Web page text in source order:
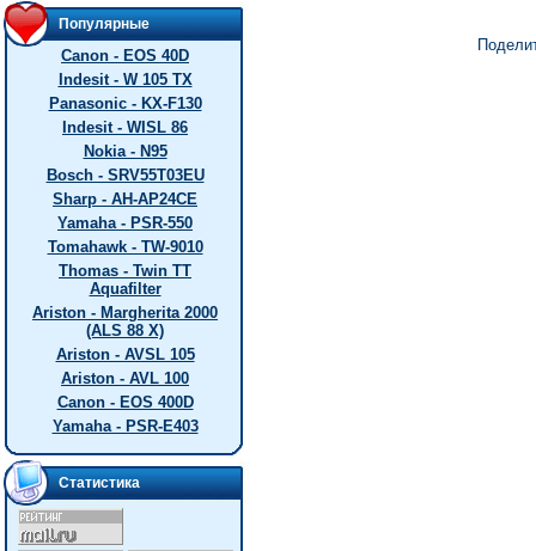
Популярные
Canon - EOS 40D
Indesit - W 105 TX
Panasonic - KX-F130
Indesit - WISL 86
Nokia - N95
Bosch - SRV55T03EU
Sharp - AH-AP24CE
Yamaha - PSR-550
Tomahawk - TW-9010
Thomas - Twin TT
Aquafilter
Ariston - Margherita 2000
(ALS 88 X)
Ariston - AVSL 105
Ariston - AVL 100
Canon - EOS 400D
Yamaha - PSR-E403
Статистика